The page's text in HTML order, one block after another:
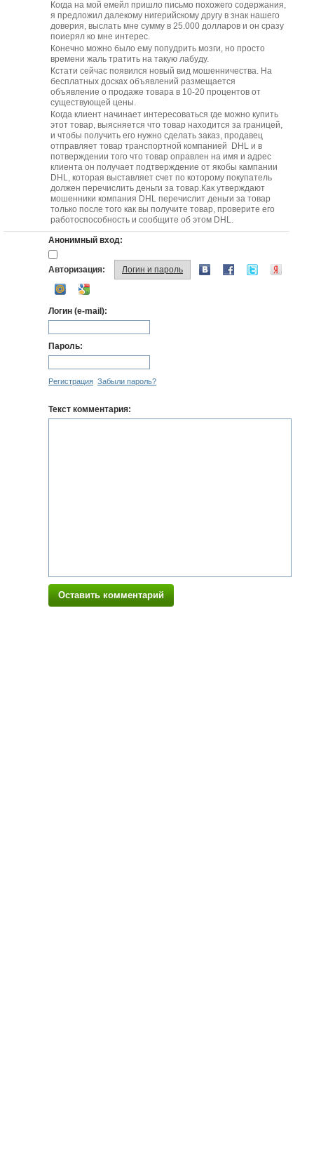
Когда на мой емейл пришло письмо похожего содержания,
я предложил далекому нигерийскому другу в знак нашего
доверия, выслать мне сумму в 25.000 долларов и он сразу
поиерял ко мне интерес.
Конечно можно было ему попудрить мозги, но просто
времени жаль тратить на такую лабуду.
Кстати сейчас появился новый вид мошенничества. На
бесплатных досках объявлений размещается
объявление о продаже товара в 10-20 процентов от
существующей цены.
Когда клиент начинает интересоваться где можно купить
этот товар, выясняется что товар находится за границей,
и чтобы получить его нужно сделать заказ, продавец
отправляет товар транспортной компанией DHL и в
потверждении того что товар оправлен на имя и адрес
клиента он получает подтверждение от якобы кампании
DHL, которая выставляет счет по которому покупатель
должен перечислить деньги за товар.Как утверждают
мошенники компания DHL перечислит деньги за товар
только после того как вы получите товар, проверите его
работоспособность и сообщите об этом DHL.
Анонимный вход:
Авторизация: Логин и пароль
Логин (e-mail):
Пароль:
Регистрация Забыли пароль?
Текст комментария:
Оставить комментарий